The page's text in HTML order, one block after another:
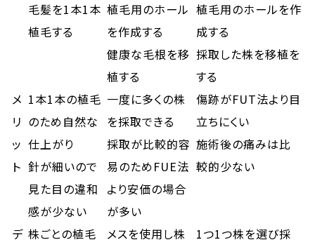
毛髪を1本1本
植毛する
植毛用のホール
を作成する
健康な毛根を移
植する
植毛用のホールを作
成する
採取した株を移植を
する
メ
リ
ッ
ト
1本1本の植毛
のため自然な
仕上がり
針が細いので
見た目の違和
感が少ない
一度に多くの株
を採取できる
採取が比較的容
易のためFUE法
より安価の場合
が多い
傷跡がFUT法より目
立ちにくい
施術後の痛みは比
較的少ない
デ 株ごとの植毛
メスを使用し株
1つ1つ株を選び採